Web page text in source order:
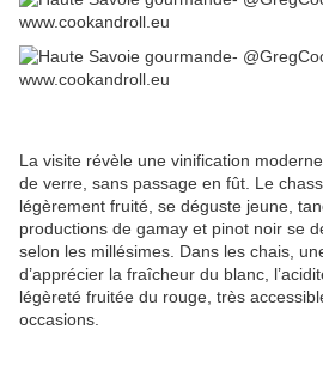
La visite révèle une vinification
de verre, sans passage en fût. Le
légèrement fruité, se déguste jeune,
productions de gamay et pinot noir se
selon les millésimes. Dans les chais,
d’apprécier la fraîcheur du blanc,
légèreté fruitée du rouge, très
occasions.